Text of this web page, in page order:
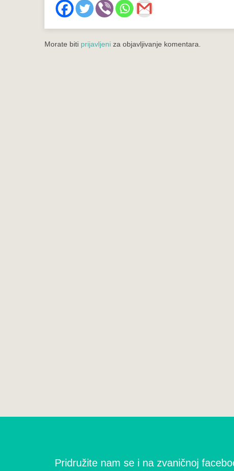
Morate biti prijavljeni za objavljivanje komentara.
Pridružite nam se i na zvaničnoj